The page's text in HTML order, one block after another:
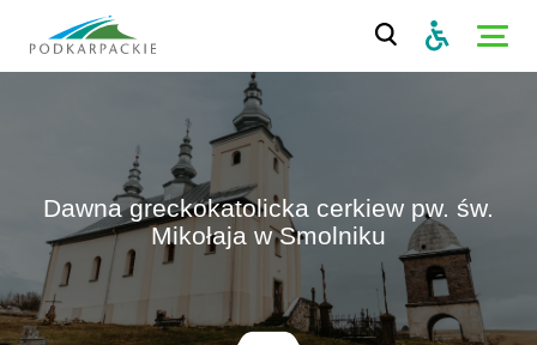
Dawna greckokatolicka cerkiew pw. św.
Mikołaja w Smolniku